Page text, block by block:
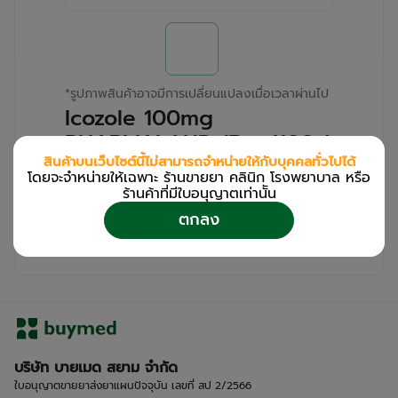
*รูปภาพสินค้าอาจมีการเปลี่ยนแปลงเมื่อเวลาผ่านไป
Icozole 100mg
PHARMALAND (Box/100s)
สำหรับลูกค้าเฉพาะร้านขายยา คลินิก และโรง
เข้าสู่ระบบ
ลงทะเบียน
เพื่อดูรายละเอียดเพิ่มเติม
บริษัท บายเมด สยาม จำกัด
ใบอนุญาตขายยาส่งยาแผนปัจจุบัน เลขที่ สป 2/2566
สินค้าบนเว็บไซต์นี้ไม่สามารถจำหน่ายให้กับบุคคลทั่วไปได้
โดยจะจำหน่ายให้เฉพาะ ร้านขายยา คลินิก โรงพยาบาล หรือ
ร้านค้าที่มีใบอนุญาตเท่านััน
ตกลง